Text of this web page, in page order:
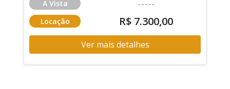
Á Vista -----
Locação R$ 7.300,00
Ver mais detalhes